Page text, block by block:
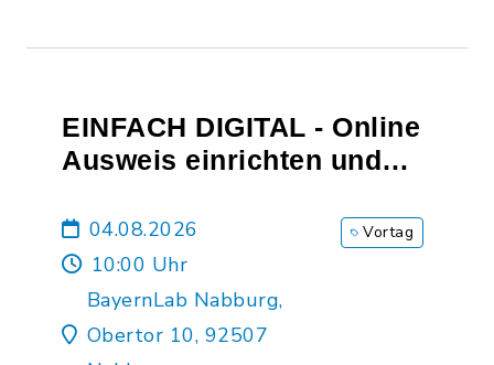
EINFACH DIGITAL - Online
Ausweis einrichten und
04.08.2026
10:00 Uhr
BayernLab Nabburg,
Obertor 10, 92507
Vortag